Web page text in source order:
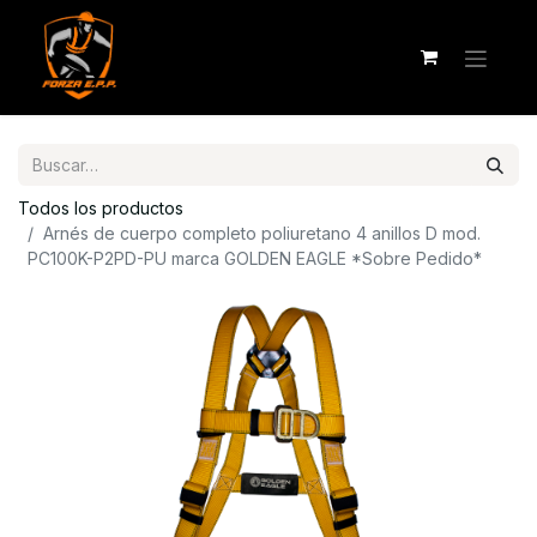
Todos los productos
Arnés de cuerpo completo poliuretano 4 anillos D mod.
PC100K-P2PD-PU marca GOLDEN EAGLE *Sobre Pedido*